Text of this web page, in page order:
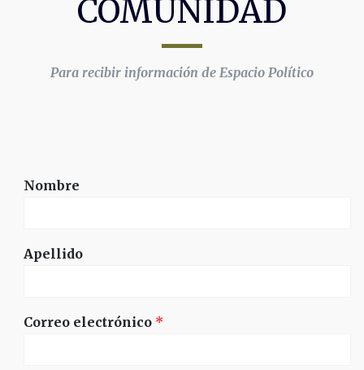
COMUNIDAD
Para recibir información de Espacio Político
Nombre
Apellido
Correo electrónico *